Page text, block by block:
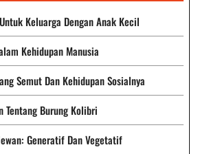
Keluarga Dengan Anak Kecil
Kehidupan Manusia
Semut Dan Kehidupan Sosialnya
Tentang Burung Kolibri
Generatif Dan Vegetatif